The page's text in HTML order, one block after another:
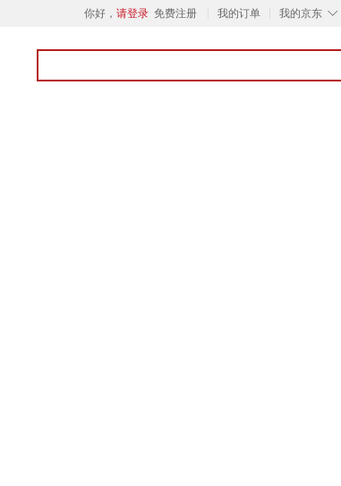
你好， 请登录 免费注册 我的订单 ◇
我的京东